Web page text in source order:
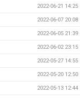
2022-06-21 14:25
2022-06-07 20:08
2022-06-05 21:39
2022-06-02 23:15
2022-05-27 14:55
2022-05-20 12:50
2022-05-13 12:44